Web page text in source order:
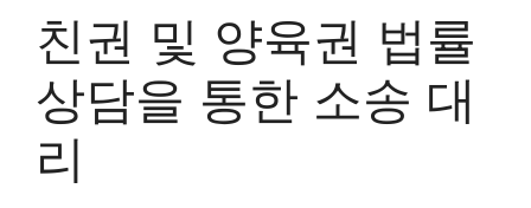
친권 및 양육권 법률
상담을 통한 소송 대
리